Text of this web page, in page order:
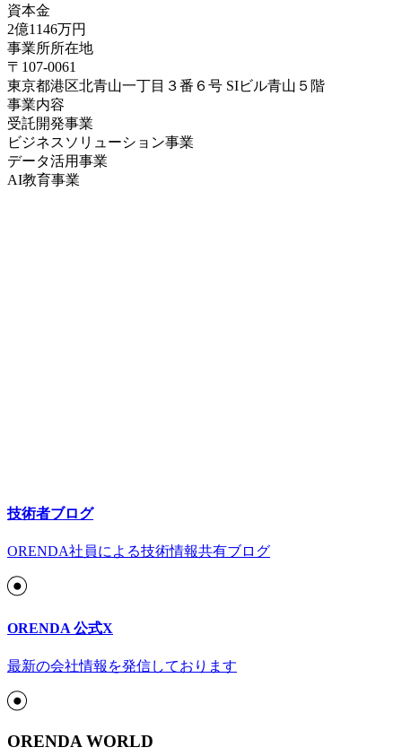
資本金
2億1146万円
事業所所在地
〒107-0061
東京都港区北青山一丁目３番６号 SIビル青山５階
事業内容
受託開発事業
ビジネスソリューション事業
データ活用事業
AI教育事業
技術者ブログ
ORENDA社員による技術情報共有ブログ
ORENDA 公式X
最新の会社情報を発信しております
ORENDA WORLD